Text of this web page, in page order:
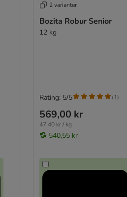
2 varianter
Bozita Robur Senior
12 kg
569,00 kr
47,40 kr / kg
540,55 kr
Rating: 5/5 (1)